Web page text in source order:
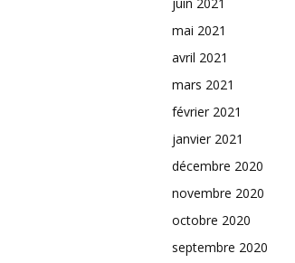
mai 2021
avril 2021
mars 2021
février 2021
janvier 2021
décembre 2020
novembre 2020
octobre 2020
septembre 2020